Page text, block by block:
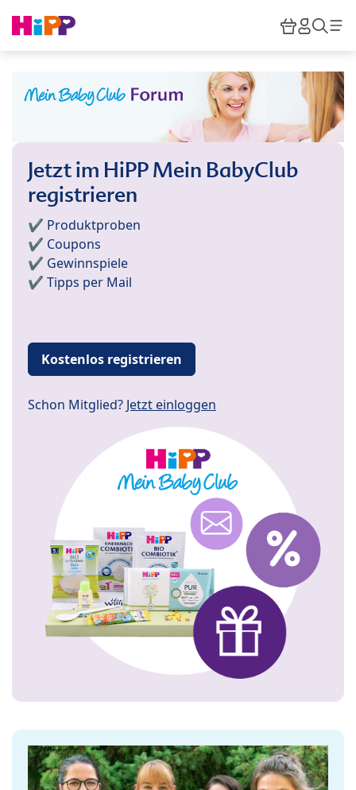
HiPP
Jetzt im HiPP Mein BabyClub
registrieren
✔️ Produktproben
✔️ Coupons
✔️ Gewinnspiele
✔️ Tipps per Mail
Kostenlos registrieren
Schon Mitglied? Jetzt einloggen